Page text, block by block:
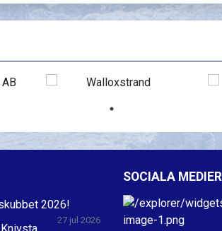
2026!
27 jul 2026
SOCIALA MEDIER